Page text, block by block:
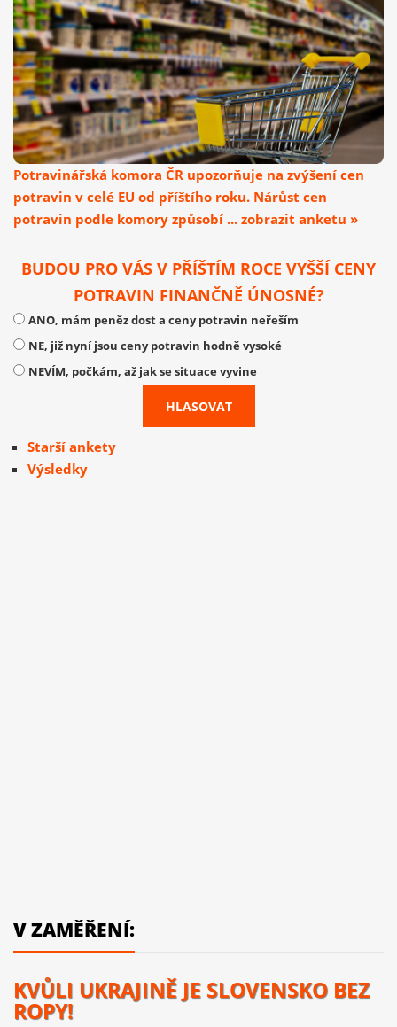
Potravinářská komora ČR upozorňuje na zvýšení cen
potravin v celé EU od příštího roku. Nárůst cen
potravin podle komory způsobí ... zobrazit anketu »
BUDOU PRO VÁS V PŘÍŠTÍM ROCE VYŠŠÍ CENY
POTRAVIN FINANČNĚ ÚNOSNÉ?
ANO, mám peněz dost a ceny potravin neřeším
NE, již nyní jsou ceny potravin hodně vysoké
NEVÍM, počkám, až jak se situace vyvine
Starší ankety
Výsledky
V ZAMĚŘENÍ:
KVŮLI UKRAJINĚ JE SLOVENSKO BEZ
ROPY!